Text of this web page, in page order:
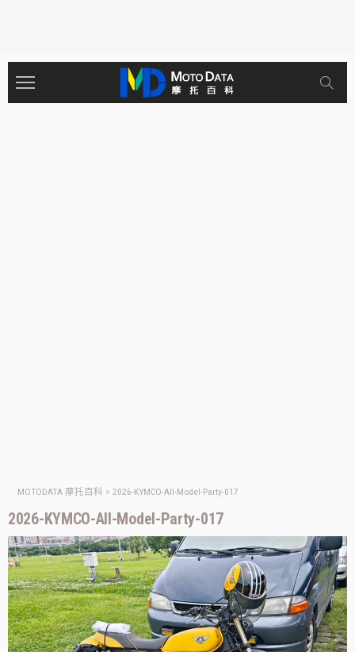
MOTODATA 摩托百科 > 2026-KYMCO-All-Model-Party-017
2026-KYMCO-All-Model-Party-017